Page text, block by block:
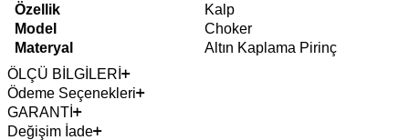
Özellik
Kalp
Model
Choker
Materyal
Altın Kaplama Pirinç
ÖLÇÜ BİLGİLERİ
Ödeme Seçenekleri
GARANTİ
Değişim İade